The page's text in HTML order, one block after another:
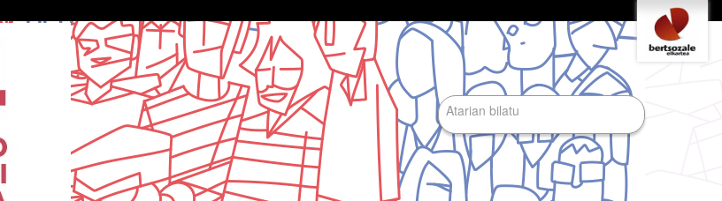
Tresna
pertsonalak
Bilatu atarian
Bilaketa
aurreratua…